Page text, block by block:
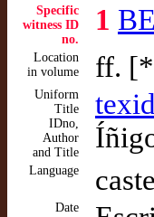
Specific
witness ID
no.
1
Location
in volume
ff.
Uniform
Title
IDno,
Author
and Title
Language
Date